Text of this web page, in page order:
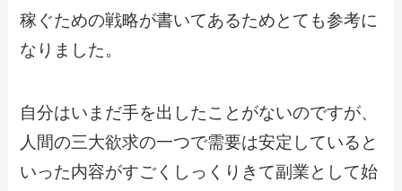
稼ぐための戦略が書いてあるためとても参考に
なりました。
自分はいまだ手を出したことがないのですが、
人間の三大欲求の一つで需要は安定していると
いった内容がすごくしっくりきて副業として始